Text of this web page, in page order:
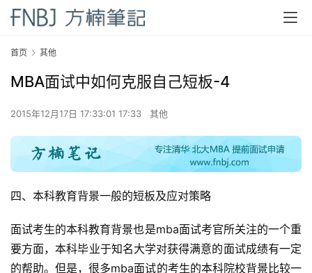
首页 其他
MBA面试中如何克服自己短板-4
2015年12月17日 17:33:01 17:33 其他
四、本科教育背景一般的短板及应对策略
面试考生的本科教育背景也是mba面试考官所关注的一个重
要方面，本科毕业于知名大学对获得满意的面试成绩有一定
的帮助。但是，很多mba面试的考生的本科院校背景比较一